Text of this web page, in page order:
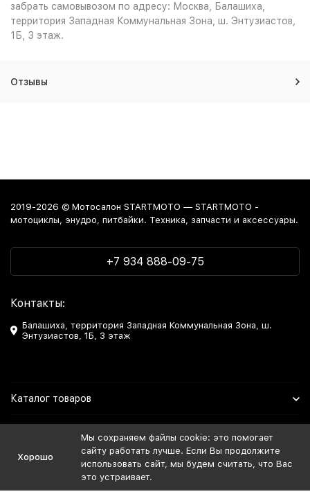
забрать самовывозом по адресу: Москва, Балашиха,
территория Западная Коммунальная Зона, ш. Энтузиастов,
1Б, 3 этаж.
Отзывы
2019-2026 © Мотосалон STARTMOTO — STARTMOTO -
мотоциклы, энудро, питбайки. Техника, запчасти и аксессуары.
+7 934 888-09-75
Контакты:
Балашиха, территория Западная Коммунальная Зона, ш.
Энтузиастов, 1Б, 3 этаж
Каталог товаров
Мы в Соцсетях
Хорошо
Мы сохраняем файлы cookie: это помогает
сайту работать лучше. Если Вы продолжите
использовать сайт, мы будем считать, что Вас
это устраивает.